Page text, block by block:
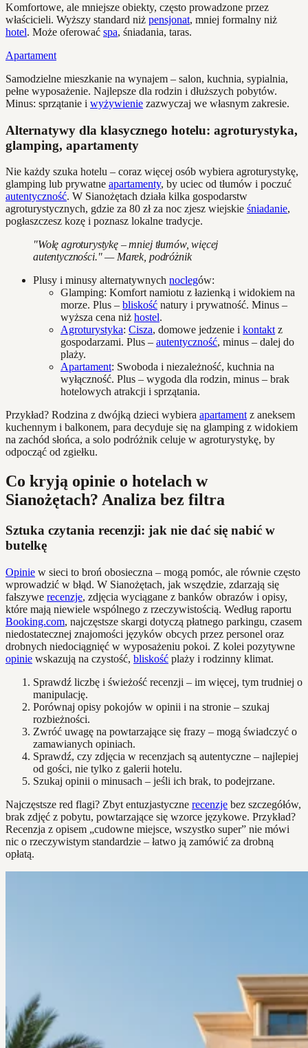
Komfortowe, ale mniejsze obiekty, często prowadzone przez
właścicieli. Wyższy standard niż pensjonat, mniej formalny niż
hotel. Może oferować spa, śniadania, taras.
Apartament
Samodzielne mieszkanie na wynajem – salon, kuchnia, sypialnia,
pełne wyposażenie. Najlepsze dla rodzin i dłuższych pobytów.
Minus: sprzątanie i wyżywienie zazwyczaj we własnym zakresie.
Alternatywy dla klasycznego hotelu: agroturystyka,
glamping, apartamenty
Nie każdy szuka hotelu – coraz więcej osób wybiera agroturystykę,
glamping lub prywatne apartamenty, by uciec od tłumów i poczuć
autentyczność. W Sianożętach działa kilka gospodarstw
agroturystycznych, gdzie za 80 zł za noc zjesz wiejskie śniadanie,
pogłaszczesz kozę i poznasz lokalne tradycje.
"Wolę agroturystykę – mniej tłumów, więcej
autentyczności." — Marek, podróżnik
Plusy i minusy alternatywnych noclegów:
Glamping: Komfort namiotu z łazienką i widokiem na
morze. Plus – bliskość natury i prywatność. Minus –
wyższa cena niż hostel.
Agroturystyka: Cisza, domowe jedzenie i kontakt z
gospodarzami. Plus – autentyczność, minus – dalej do
plaży.
Apartament: Swoboda i niezależność, kuchnia na
wyłączność. Plus – wygoda dla rodzin, minus – brak
hotelowych atrakcji i sprzątania.
Przykład? Rodzina z dwójką dzieci wybiera apartament z aneksem
kuchennym i balkonem, para decyduje się na glamping z widokiem
na zachód słońca, a solo podróżnik celuje w agroturystykę, by
odpocząć od zgiełku.
Co kryją opinie o hotelach w
Sianożętach? Analiza bez filtra
Sztuka czytania recenzji: jak nie dać się nabić w
butelkę
Opinie w sieci to broń obosieczna – mogą pomóc, ale równie często
wprowadzić w błąd. W Sianożętach, jak wszędzie, zdarzają się
fałszywe recenzje, zdjęcia wyciągane z banków obrazów i opisy,
które mają niewiele wspólnego z rzeczywistością. Według raportu
Booking.com, najczęstsze skargi dotyczą płatnego parkingu, czasem
niedostatecznej znajomości języków obcych przez personel oraz
drobnych niedociągnięć w wyposażeniu pokoi. Z kolei pozytywne
opinie wskazują na czystość, bliskość plaży i rodzinny klimat.
Sprawdź liczbę i świeżość recenzji – im więcej, tym trudniej o
manipulację.
Porównaj opisy pokojów w opinii i na stronie – szukaj
rozbieżności.
Zwróć uwagę na powtarzające się frazy – mogą świadczyć o
zamawianych opiniach.
Sprawdź, czy zdjęcia w recenzjach są autentyczne – najlepiej
od gości, nie tylko z galerii hotelu.
Szukaj opinii o minusach – jeśli ich brak, to podejrzane.
Najczęstsze red flagi? Zbyt entuzjastyczne recenzje bez szczegółów,
brak zdjęć z pobytu, powtarzające się wzorce językowe. Przykład?
Recenzja z opisem „cudowne miejsce, wszystko super” nie mówi
nic o rzeczywistym standardzie – łatwo ją zamówić za drobną
opłatą.